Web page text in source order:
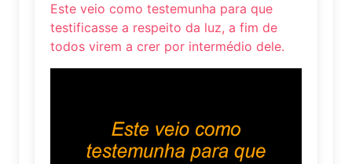
Este veio como testemunha para que
testificasse a respeito da luz, a fim de
todos virem a crer por intermédio dele.